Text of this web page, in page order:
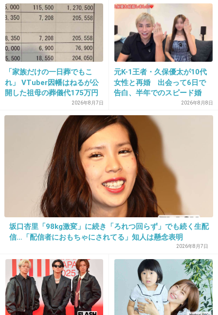
茶色のシャドウをライナーがわりに使ったらにじんでも自
然とぼんやり広がるからパンダにはなりません。
ただし、上のまぶただけにつけた場合です。
下にもつけたときは悲惨でした。
ライナーがなにをやってもにじむ人は、ライナーを使わな
いという選択肢もありだと思います。
+5 -5
2013/05/05(日) 23:27:36
本当。スポンサーだし
大会の時はリングに必ずKOSEのパネルがある
+19 -5
ダイソーのビューティーコスメマスカラは100円なのに滲ま
ない。
+6 -13
「家族だけの一日葬でもこ
れ」 VTuber因幡はねるが公
開した祖母の葬儀代175万円
2026年8月7日
元K-1王者・久保優太が10代
女性と再婚 出会って6日で
告白、半年でのスピード婚
2026年8月8日
坂口杏里「98kg激変」に続き「ろれつ回らず」でも続く生配
信…「配信者におもちゃにされてる」知人は懸念表明
2026年8月7日